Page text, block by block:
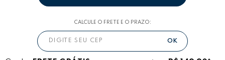
CALCULE O FRETE E O PRAZO: